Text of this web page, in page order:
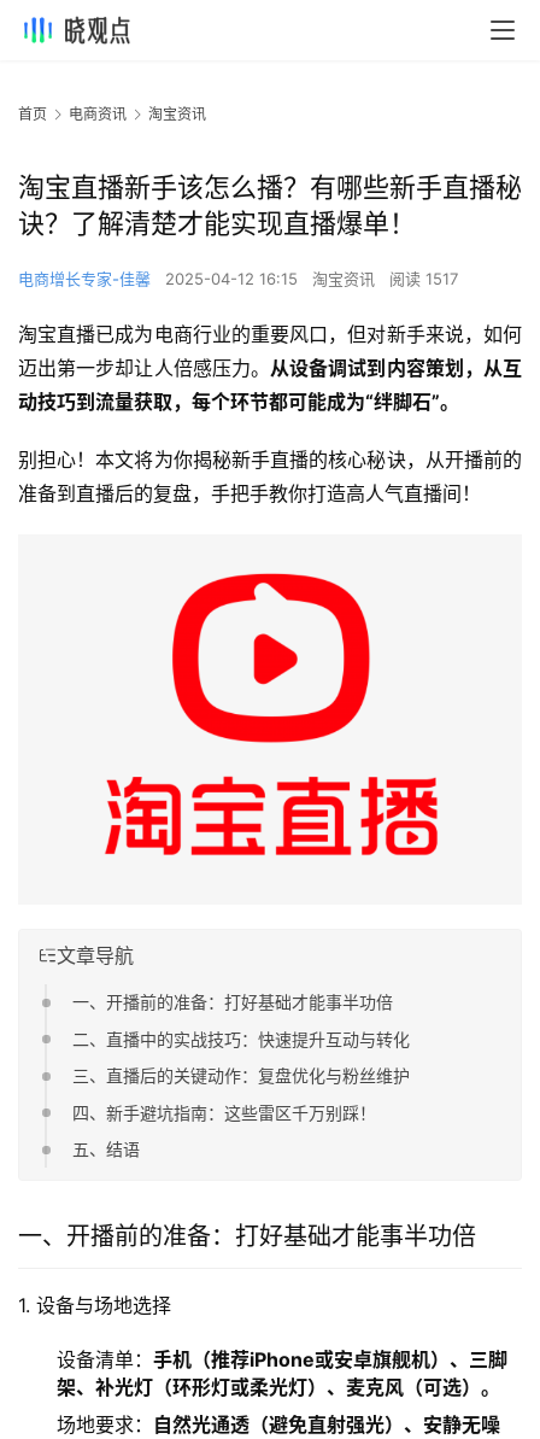
首页 电商资讯 淘宝资讯
淘宝直播新手该怎么播？有哪些新手直播秘
诀？了解清楚才能实现直播爆单！
电商增长专家-佳馨 2025-04-12 16:15 淘宝资讯 阅读 1517
淘宝直播已成为电商行业的重要风口，但对新手来说，如何
迈出第一步却让人倍感压力。从设备调试到内容策划，从互
动技巧到流量获取，每个环节都可能成为“绊脚石”。
别担心！本文将为你揭秘新手直播的核心秘诀，从开播前的
准备到直播后的复盘，手把手教你打造高人气直播间！
文章导航
一、开播前的准备：打好基础才能事半功倍
二、直播中的实战技巧：快速提升互动与转化
三、直播后的关键动作：复盘优化与粉丝维护
四、新手避坑指南：这些雷区千万别踩！
五、结语
一、开播前的准备：打好基础才能事半功倍
1. 设备与场地选择
设备清单： 手机（推荐iPhone或安卓旗舰机）、三脚
架、补光灯（环形灯或柔光灯）、麦克风（可选）。
场地要求： 自然光通透（避免直射强光）、安静无噪